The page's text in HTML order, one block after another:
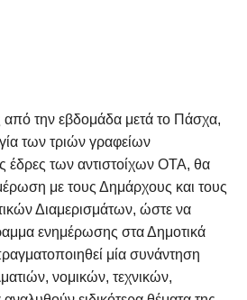
από την εβδομάδα μετά το Πάσχα,
των τριών γραφείων
έδρες των αντιστοίχων ΟΤΑ, θα
με τους Δημάρχους και τους
Διαμερισμάτων, ώστε να
ενημέρωσης στα Δημοτικά
μία συνάντηση
νομικών, τεχνικών,